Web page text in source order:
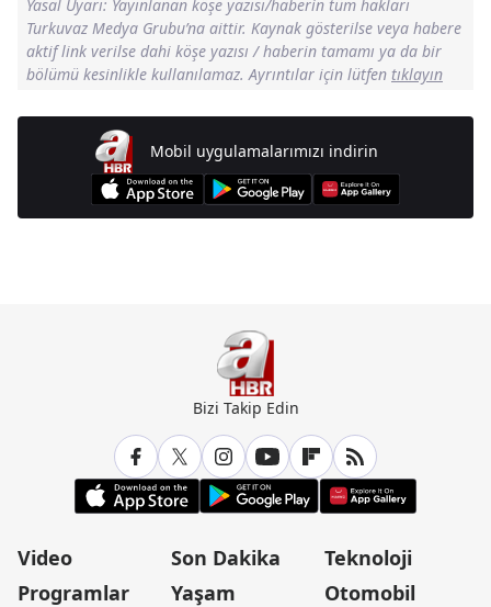
Yasal Uyarı: Yayınlanan köşe yazısı/haberin tüm hakları
Turkuvaz Medya Grubu’na aittir. Kaynak gösterilse veya habere
aktif link verilse dahi köşe yazısı / haberin tamamı ya da bir
bölümü kesinlikle kullanılamaz. Ayrıntılar için lütfen tıklayın
Mobil uygulamalarımızı indirin
Bizi Takip Edin
Video
Programlar
Son Dakika
Yaşam
Teknoloji
Otomobil